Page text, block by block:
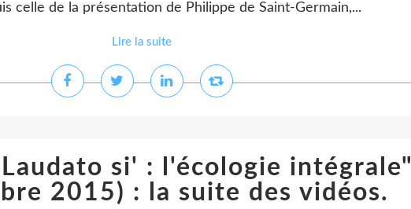
celle de la présentation de Philippe de Saint-Germain,...
Lire la suite
si' : l'écologie intégrale"
2015) : la suite des vidéos.